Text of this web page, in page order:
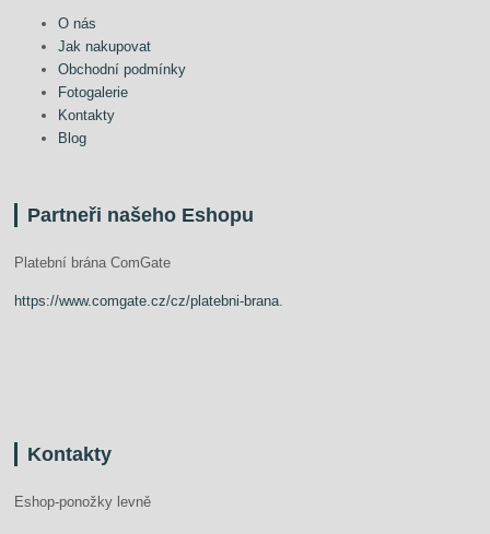
O nás
Jak nakupovat
Obchodní podmínky
Fotogalerie
Kontakty
Blog
Partneři našeho Eshopu
Platební brána ComGate
https://www.comgate.cz/cz/platebni-brana
Kontakty
Eshop-ponožky levně